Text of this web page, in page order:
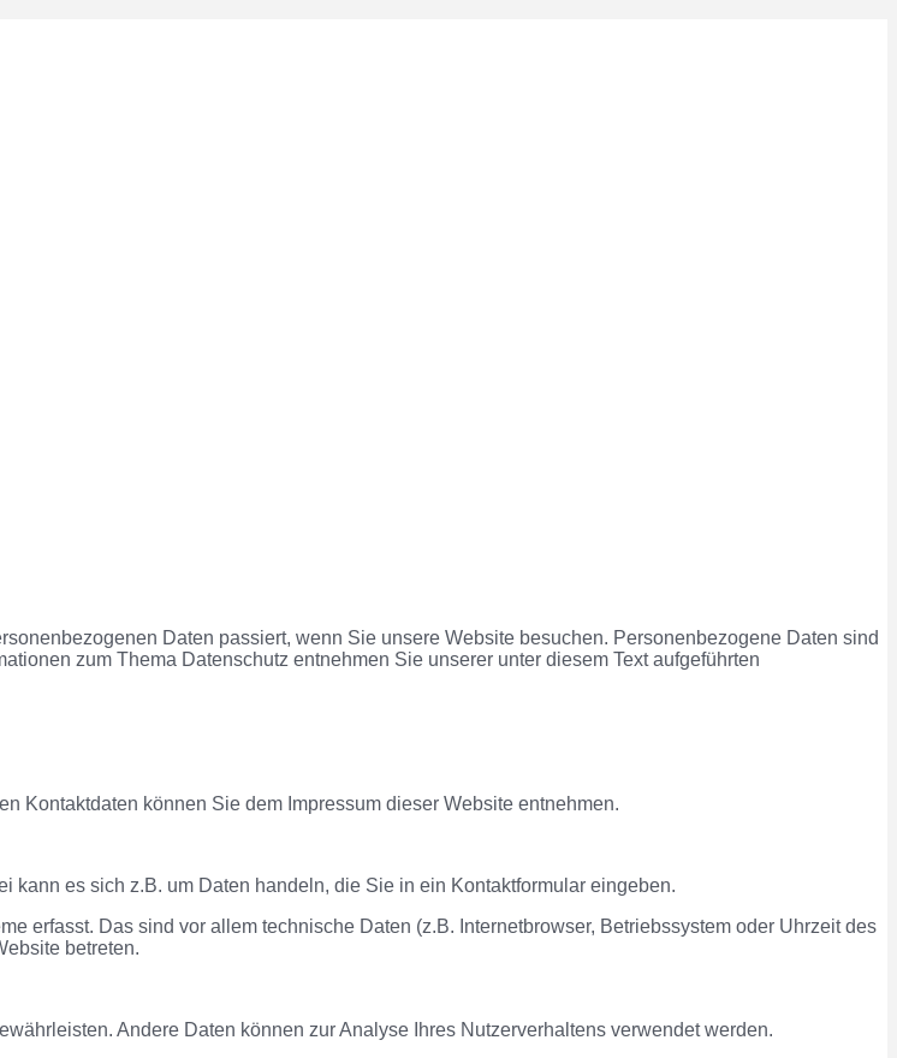
Daten passiert, wenn Sie unsere Website besuchen. Personenbezogene Daten sind
zum Thema Datenschutz entnehmen Sie unserer unter diesem Text aufgeführten
Kontaktdaten können Sie dem Impressum dieser Website entnehmen.
kann es sich z.B. um Daten handeln, die Sie in ein Kontaktformular eingeben.
erfasst. Das sind vor allem technische Daten (z.B. Internetbrowser, Betriebssystem oder Uhrzeit des
betreten.
Andere Daten können zur Analyse Ihres Nutzerverhaltens verwendet werden.